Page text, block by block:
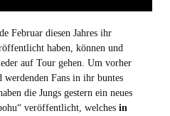
Februar diesen Jahres ihr
haben, können und
auf Tour gehen. Um vorher
werdenden Fans in ihr buntes
die Jungs gestern ein neues
veröffentlicht, welches in